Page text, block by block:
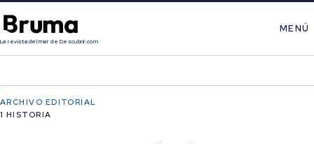
La revista del mar de Descubrir.com
MENÚ
ARCHIVO EDITORIAL
1 HISTORIA